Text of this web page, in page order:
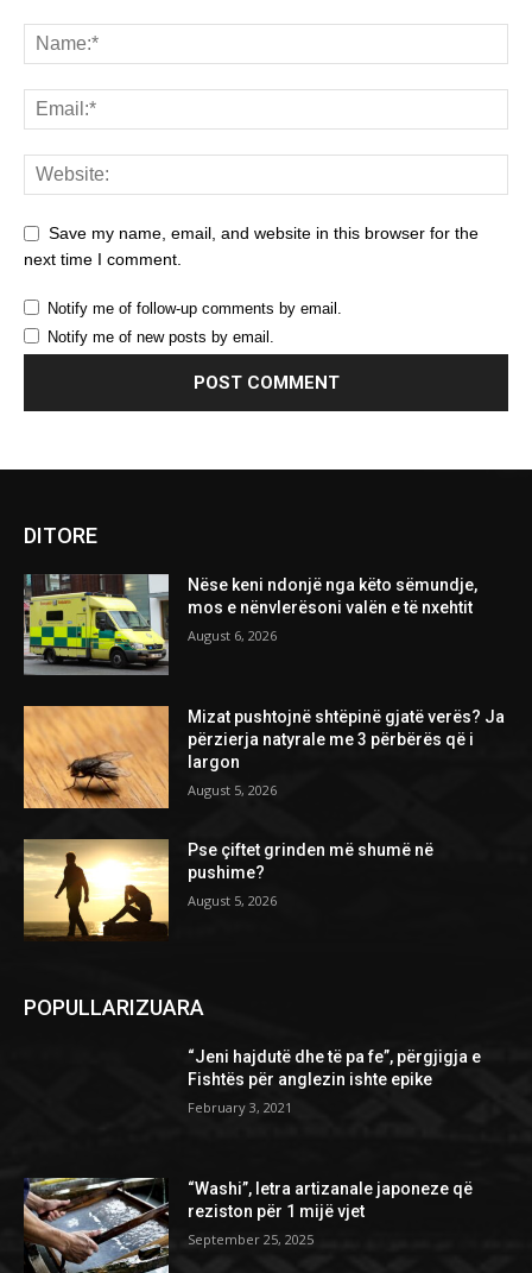
Save my name, email, and website in this browser for the
next time I comment.
Notify me of follow-up comments by email.
Notify me of new posts by email.
DITORE
Nëse keni ndonjë nga këto sëmundje,
mos e nënvlerësoni valën e të nxehtit
August 6, 2026
Mizat pushtojnë shtëpinë gjatë verës? Ja
përzierja natyrale me 3 përbërës që i
largon
August 5, 2026
Pse çiftet grinden më shumë në
pushime?
August 5, 2026
POPULLARIZUARA
“Jeni hajdutë dhe të pa fe”, përgjigja e
Fishtës për anglezin ishte epike
February 3, 2021
“Washi”, letra artizanale japoneze që
reziston për 1 mijë vjet
September 25, 2025